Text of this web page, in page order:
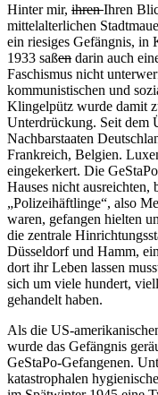
Hinter mir, ihrenIhren
mittelalterlichen
ein riesiges Gefängnis,
1933 saßen darin auch
Faschismus nicht
kommunistischen und
Klingelpütz wurde damit
Unterdrückung. Seit dem
Nachbarstaaten
Frankreich, Belgien.
eingekerkert. Die
Hauses nicht ausreichten,
„Polizeihäftlinge“, also
waren, gefangen hielten
die zentrale
Düsseldorf und Hamm,
dort ihr Leben lassen
sich um viele hundert,
gehandelt haben.
Als die US-
wurde das Gefängnis
GeStaPo-Gefangenen.
katastrophalen